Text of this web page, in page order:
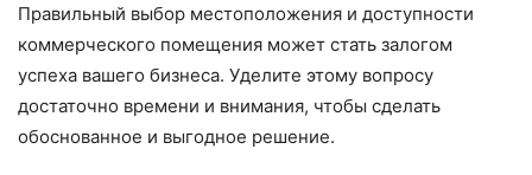
Правильный выбор местоположения и доступности
коммерческого помещения может стать залогом
успеха вашего бизнеса. Уделите этому вопросу
достаточно времени и внимания, чтобы сделать
обоснованное и выгодное решение.